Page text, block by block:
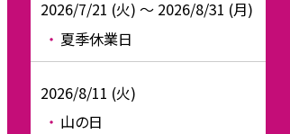
2026/7/21 (火) ～ 2026/8/31 (月)
夏季休業日
2026/8/11 (火)
山の日